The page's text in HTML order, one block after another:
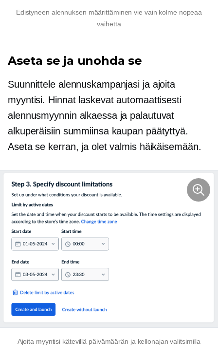
Edistyneen alennuksen määrittäminen vie vain kolme nopeaa
vaihetta
Aseta se ja unohda se
Suunnittele alennuskampanjasi ja ajoita
myyntisi. Hinnat laskevat automaattisesti
alennusmyynnin alkaessa ja palautuvat
alkuperäisiin summiinsa kaupan päätyttyä.
Aseta se kerran, ja olet valmis häikäisemään.
Ajoita myyntisi kätevillä päivämäärän ja kellonajan valitsimilla